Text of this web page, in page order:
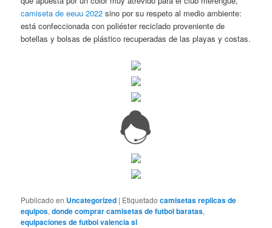
camiseta de eeuu 2022 sino por su respeto al medio ambiente:
está confeccionada con poliéster reciclado proveniente de
botellas y bolsas de plástico recuperadas de las playas y costas.
Publicado en Uncategorized | Etiquetado camisetas replicas de
equipos,donde comprar camisetas de futbol baratas,
equipaciones de futbol valencia sl